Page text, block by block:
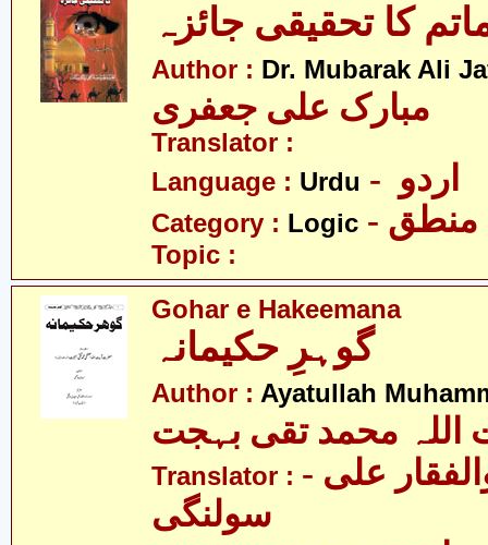
Author : Dr. Mubarak Ali
مبارک علی جعفری
Translator :
Language : Urdu
Category : Logic - منطق
Topic :
Gohar e Hakeemana
گوہرِ حکیمانہ
Author : Ayatullah
اللہ محمد تقی بہجت
Translator : - مولانا ذوالفقار علی
سولنگی